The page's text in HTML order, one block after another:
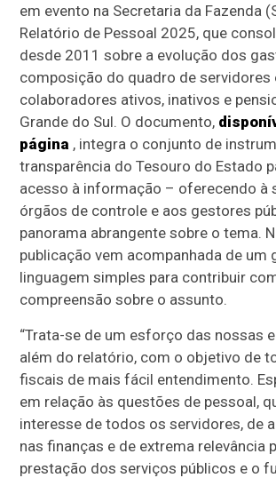
em evento na Secretaria da Fazenda
Relatório de Pessoal 2025, que
desde 2011 sobre a evolução dos
composição do quadro de servidores
colaboradores ativos, inativos e
Grande do Sul. O documento,
página , integra o conjunto de
transparência do Tesouro do Estado
acesso à informação – oferecendo à
órgãos de controle e aos gestores
panorama abrangente sobre o tema.
publicação vem acompanhada de um
linguagem simples para contribuir
compreensão sobre o assunto.
“Trata-se de um esforço das nossas
além do relatório, com o objetivo de
fiscais de mais fácil entendimento.
em relação às questões de pessoal,
interesse de todos os servidores, de
nas finanças e de extrema relevância
prestação dos serviços públicos e o